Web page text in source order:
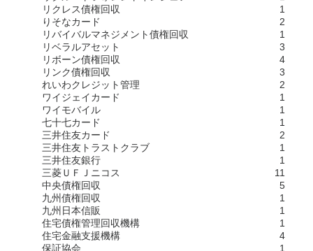
リクレス債権回収
1
りそなカード
2
リバイバルマネジメント債権回収
1
リベラルアセット
3
リボーン債権回収
4
リンク債権回収
3
れいわクレジット管理
2
ワイジェイカード
1
ワイモバイル
1
七十七カード
1
三井住友カード
2
三井住友トラストクラブ
1
三井住友銀行
1
三菱ＵＦＪニコス
11
中央債権回収
5
九州債権回収
1
九州日本信販
1
住宅債権管理回収機構
1
住宅金融支援機構
4
保証協会
1